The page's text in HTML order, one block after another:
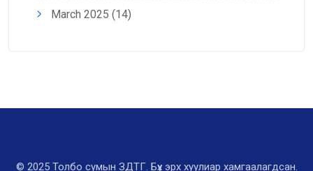
March 2025 (14)
© 2025 Толбо сумын ЗДТГ. Бүх эрх хуулиар хамгаалагдсан.